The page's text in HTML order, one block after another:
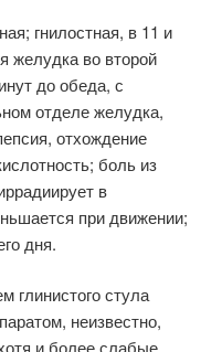
гнилостная, в 11 и
желудка во второй
до обеда, с
отделе желудка,
отхождение
боль из
в
при движении;
дня.
глинистого стула
неизвестно,